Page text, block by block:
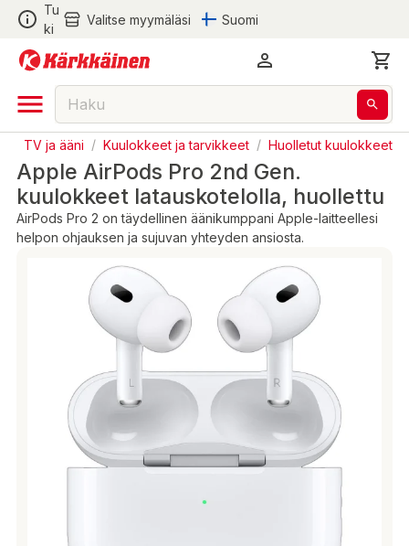
Tu
ki
Valitse myymäläsi Suomi
TV ja ääni / Kuulokkeet ja tarvikkeet / Huolletut kuulokkeet
Apple AirPods Pro 2nd Gen.
kuulokkeet latauskotelolla, huollettu
AirPods Pro 2 on täydellinen äänikumppani Apple-laitteellesi
helpon ohjauksen ja sujuvan yhteyden ansiosta.